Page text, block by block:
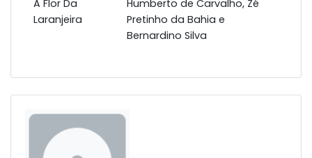
A Flor Da
Laranjeira
Humberto de Carvalho, Zé
Pretinho da Bahia e
Bernardino Silva